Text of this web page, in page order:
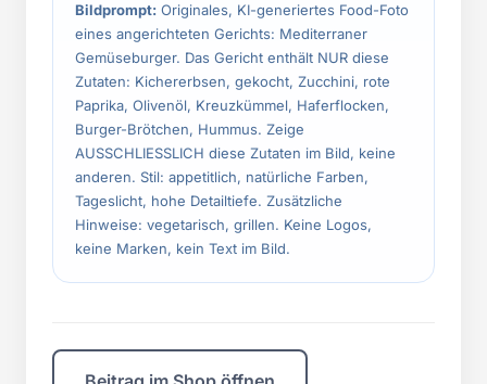
Bildprompt: Originales, KI-generiertes Food-Foto
eines angerichteten Gerichts: Mediterraner
Gemüseburger. Das Gericht enthält NUR diese
Zutaten: Kichererbsen, gekocht, Zucchini, rote
Paprika, Olivenöl, Kreuzkümmel, Haferflocken,
Burger-Brötchen, Hummus. Zeige
AUSSCHLIESSLICH diese Zutaten im Bild, keine
anderen. Stil: appetitlich, natürliche Farben,
Tageslicht, hohe Detailtiefe. Zusätzliche
Hinweise: vegetarisch, grillen. Keine Logos,
keine Marken, kein Text im Bild.